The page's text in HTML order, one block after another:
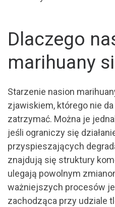
Dlaczego
marihuany
Starzenie nasion
zjawiskiem, którego nie
zatrzymać. Można je
jeśli ograniczy się
przyspieszających
znajdują się struktury
ulegają powolnym
ważniejszych procesów
zachodząca przy udziale